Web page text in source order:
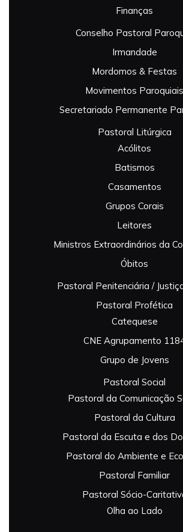
Finanças
Conselho Pastoral
Irmandade
Mordomos & Festas
Movimentos Paroquiais
Secretariado Permanente
Pastoral Litúrgica
Acólitos
Batismos
Casamentos
Grupos Corais
Leitores
Ministros Extraordinários da
Óbitos
Pastoral Penitenciária /
Pastoral Profética
Catequese
CNE Agrupamento
Grupo de Jovens
Pastoral Social
Pastoral da Comunicação
Pastoral da Cultura
Pastoral da Escuta e dos
Pastoral do Ambiente e
Pastoral Familiar
Pastoral Sócio-
Olha ao Lado